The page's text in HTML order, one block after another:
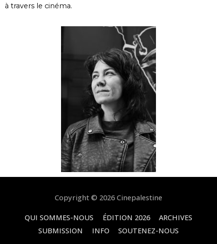
à travers le cinéma.
Copyright © 2026 Cinepalestine
QUI SOMMES-NOUS ÉDITION 2026
ARCHIVES
SUBMISSION
INFO SOUTENEZ-NOUS